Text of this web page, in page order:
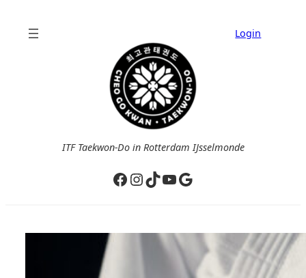
Login
ITF Taekwon-Do in Rotterdam IJsselmonde
Facebook
Instagram
TikTok
YouTube
Google